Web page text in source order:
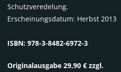
Schutzveredelung.
Erscheinungsdatum: Herbst 2013
ISBN: 978-3-8482-6972-3
Originalausgabe 29,90 € zzgl.